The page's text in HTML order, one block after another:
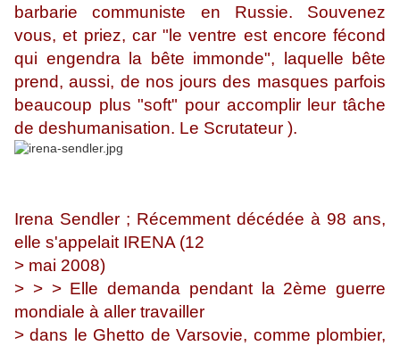
barbarie communiste en Russie. Souvenez
vous, et priez, car "le ventre est encore fécond
qui engendra la bête immonde", laquelle bête
prend, aussi, de nos jours des masques parfois
beaucoup plus "soft" pour accomplir leur tâche
de deshumanisation. Le Scrutateur ).
Irena Sendler ; Récemment décédée à 98 ans,
elle s'appelait IRENA (12
> mai 2008)
> > > Elle demanda pendant la 2ème guerre
mondiale à aller travailler
> dans le Ghetto de Varsovie, comme plombier,